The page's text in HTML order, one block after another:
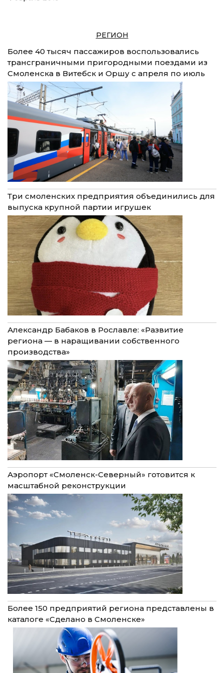
РЕГИОН
Более 40 тысяч пассажиров воспользовались
трансграничными пригородными поездами из
Смоленска в Витебск и Оршу с апреля по июль
Три смоленских предприятия объединились для
выпуска крупной партии игрушек
Александр Бабаков в Рославле: «Развитие
региона — в наращивании собственного
производства»
Аэропорт «Смоленск-Северный» готовится к
масштабной реконструкции
Более 150 предприятий региона представлены в
каталоге «Сделано в Смоленске»